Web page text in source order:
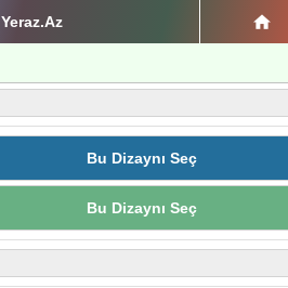
Yeraz.Az
Bu Dizaynı Seç
Bu Dizaynı Seç